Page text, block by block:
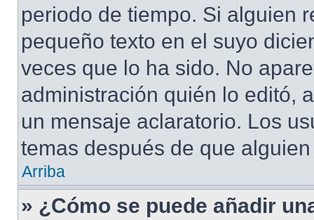
periodo de tiempo. Si alguien
pequeño texto en el suyo
veces que lo ha sido. No
administración quién lo editó,
un mensaje aclaratorio. Los
temas después de que
Arriba
» ¿Cómo se puede añadir